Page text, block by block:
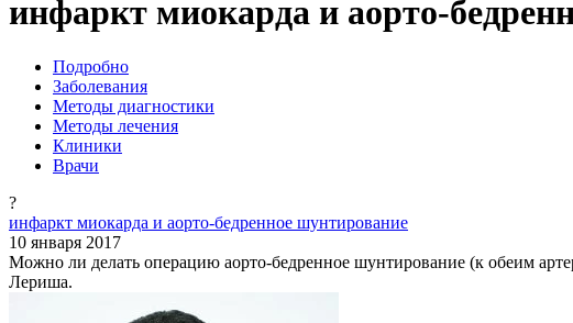
инфаркт миокарда и аорто-
Подробно
Заболевания
Методы диагностики
Методы лечения
Клиники
Врачи
?
инфаркт миокарда и аорто-бедренное шунтирование
10 января 2017
Можно ли делать операцию аорто-бедренное шунтирование (к обеим
Лериша.